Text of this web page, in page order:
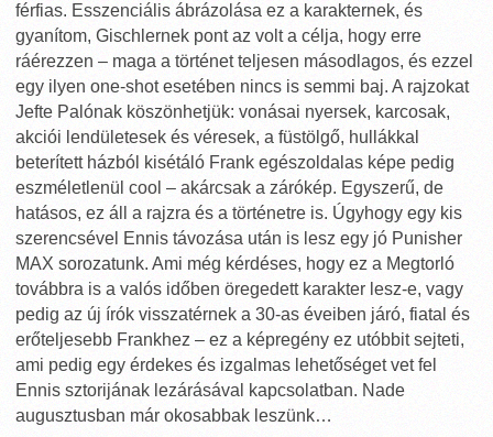
férfias. Esszenciális ábrázolása ez a karakternek, és
gyanítom, Gischlernek pont az volt a célja, hogy erre
ráérezzen – maga a történet teljesen másodlagos, és ezzel
egy ilyen one-shot esetében nincs is semmi baj. A rajzokat
Jefte Palónak köszönhetjük: vonásai nyersek, karcosak,
akciói lendületesek és véresek, a füstölgő, hullákkal
beterített házból kisétáló Frank egészoldalas képe pedig
eszméletlenül cool – akárcsak a zárókép. Egyszerű, de
hatásos, ez áll a rajzra és a történetre is. Úgyhogy egy kis
szerencsével Ennis távozása után is lesz egy jó Punisher
MAX sorozatunk. Ami még kérdéses, hogy ez a Megtorló
továbbra is a valós időben öregedett karakter lesz-e, vagy
pedig az új írók visszatérnek a 30-as éveiben járó, fiatal és
erőteljesebb Frankhez – ez a képregény ez utóbbit sejteti,
ami pedig egy érdekes és izgalmas lehetőséget vet fel
Ennis sztorijának lezárásával kapcsolatban. Nade
augusztusban már okosabbak leszünk…